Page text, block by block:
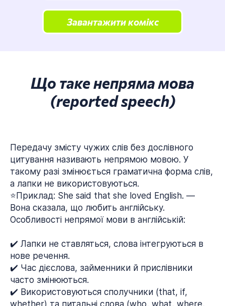
Завантажити комікс
Що таке непряма мова
(reported speech)
Передачу змісту чужих слів без дослівного
цитування називають непрямою мовою. У
такому разі змінюється граматична форма слів,
а лапки не використовуються.
⭐Приклад: She said that she loved English. —
Вона сказала, що любить англійську.
Особливості непрямої мови в англійській:
✔️ Лапки не ставляться, слова інтегруються в
нове речення.
✔️ Час дієслова, займенники й прислівники
часто змінюються.
✔️ Використовуються сполучники (that, if,
whether) та питальні слова (who, what, where,